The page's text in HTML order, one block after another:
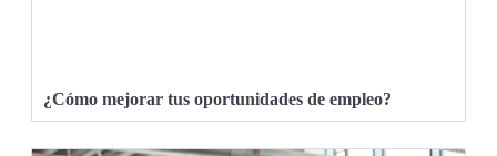
¿Cómo mejorar tus oportunidades de empleo?